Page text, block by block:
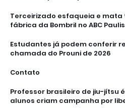
Terceirizado esfaqueia e
fábrica da Bombril no ABC
Estudantes já podem conferir
chamada do Prouni de 2026
Contato
Professor brasileiro de jiu-jítsu é
alunos criam campanha por